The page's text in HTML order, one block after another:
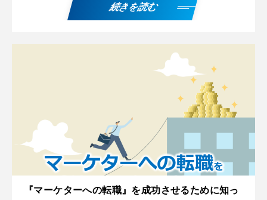
続きを読む
『マーケターへの転職』を成功させるために知っ